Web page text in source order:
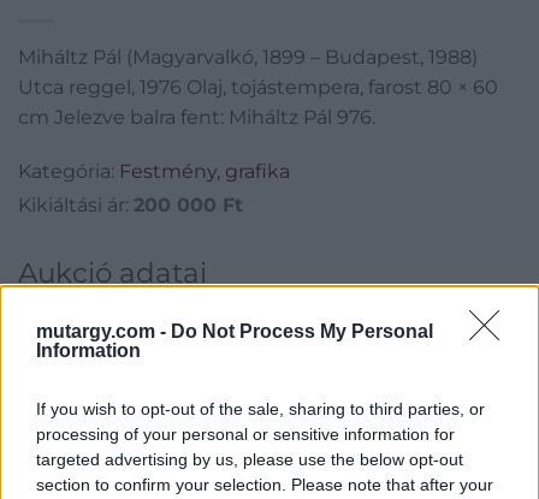
mutargy.com - Do Not Process My Personal
Information
If you wish to opt-out of the sale, sharing to third parties, or
processing of your personal or sensitive information for
targeted advertising by us, please use the below opt-out
section to confirm your selection. Please note that after your
Miháltz Pál (Magyarvalkó, 1899 – Budapest, 1988)
Utca reggel, 1976 Olaj, tojástempera, farost 80 × 60
cm Jelezve balra fent: Miháltz Pál 976.
Kategória: Festmény, grafika
Kikiáltási ár: 200 000 Ft
Aukció adatai
Aukció dátuma: 2021.10.07
Aukció helye: BÁV online aukció
Tételszám: 134